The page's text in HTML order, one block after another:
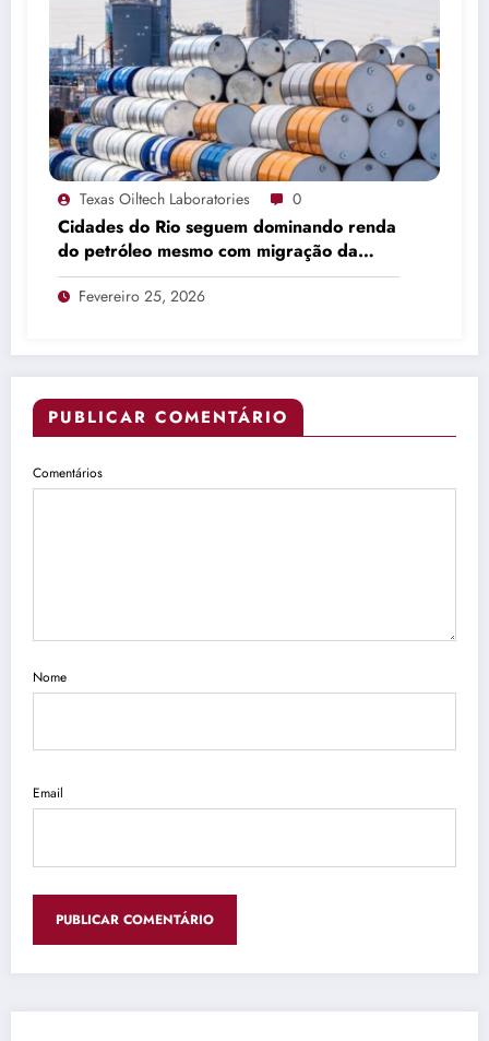
Texas Oiltech Laboratories 0
Cidades do Rio seguem dominando renda
do petróleo mesmo com migração da
produção
Fevereiro 25, 2026
PUBLICAR COMENTÁRIO
Comentários
Nome
Email